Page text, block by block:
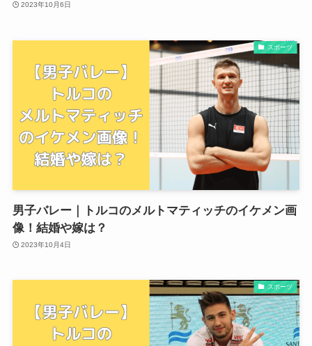
2023年10月6日
スポーツ
男子バレー｜トルコのメルトマティッチのイケメン画
像！結婚や嫁は？
2023年10月4日
スポーツ